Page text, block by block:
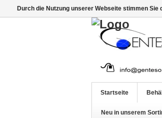
Startseite
Neu in unserem
Durch die Nutzung unserer Webseite stimmen